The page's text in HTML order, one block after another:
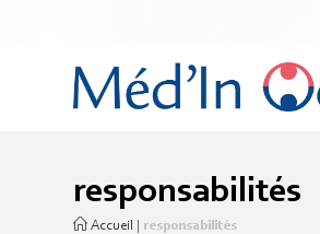
responsabilités
Accueil responsabilités